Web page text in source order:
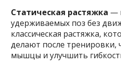
Статическая растяжка —
удерживаемых поз без
классическая растяжка,
делают после тренировки,
мышцы и улучшить